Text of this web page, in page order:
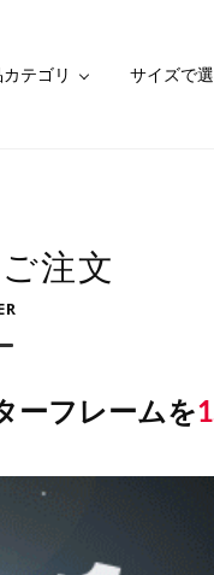
テゴリ サイズで
注文
ーフレームを